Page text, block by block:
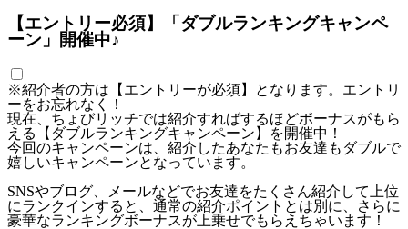
【エントリー必須】「ダブルランキングキャンペ
ーン」開催中♪
※紹介者の方は【エントリーが必須】となります。エントリ
ーをお忘れなく！
現在、ちょびリッチでは紹介すればするほどボーナスがもら
える【ダブルランキングキャンペーン】を開催中！
今回のキャンペーンは、紹介したあなたもお友達もダブルで
嬉しいキャンペーンとなっています。
SNSやブログ、メールなどでお友達をたくさん紹介して上位
にランクインすると、通常の紹介ポイントとは別に、さらに
豪華なランキングボーナスが上乗せでもらえちゃいます！